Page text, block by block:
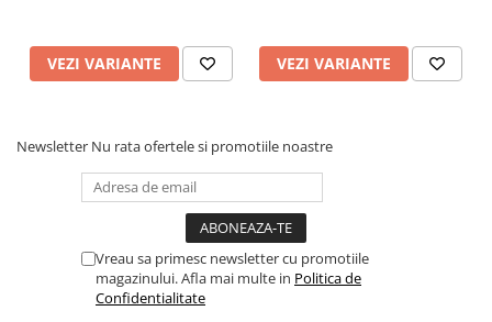
Monitorizare Completa a Sanatatii
Prin aplicatia dedicata, ai acces la functii avansate de
monitorizare:
✔ Masurare ritm cardiac in timp real
✔ Analiza somnului pentru imbunatatirea calitatii acestuia
✔ Monitorizare a saturatiei de oxigen din sange
✔ Masurare tensiune arteriala si nivel de stres
✔ Jurnal de exercitii pentru o viata activa si sanatoasa
VEZI VARIANTE VEZI VARIANTE
Newsletter Nu rata ofertele si promotiile noastre
Vreau sa primesc newsletter cu promotiile
magazinului. Afla mai multe in Politica de
Confidentialitate